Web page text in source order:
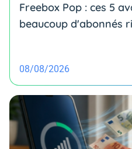
Freebox Pop : ces 5
beaucoup d'abonnés
08/08/2026